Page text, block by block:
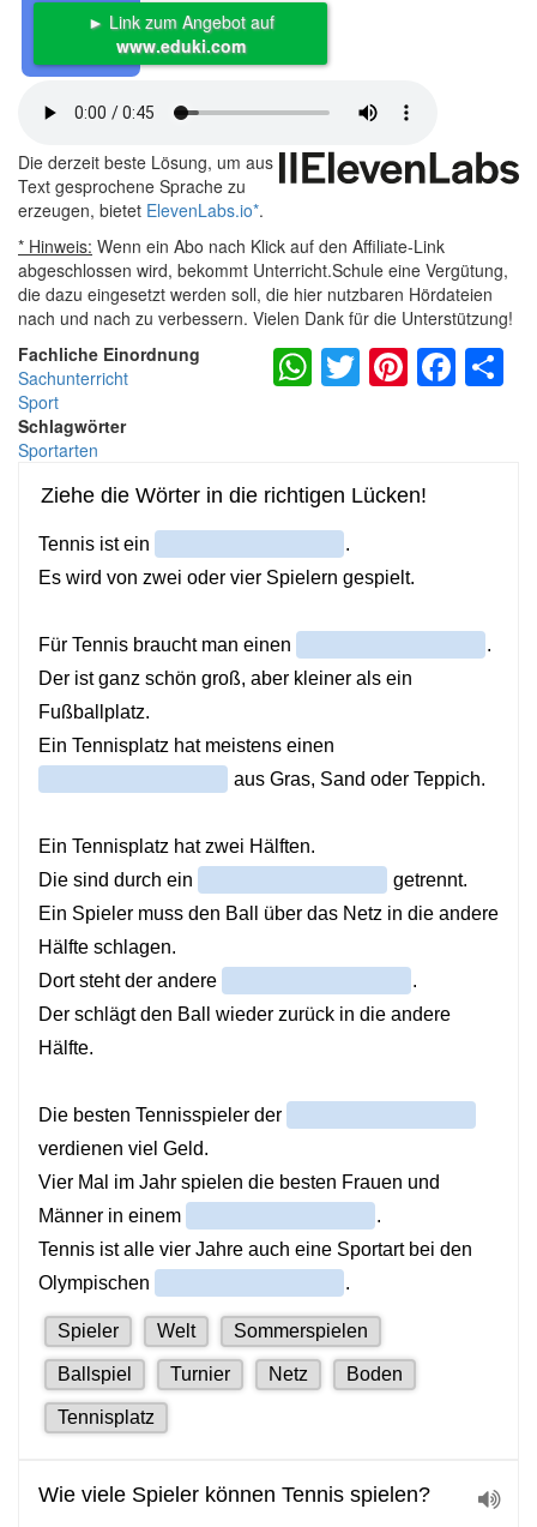
► Link zum Angebot auf
www.eduki.com
Die derzeit beste Lösung, um aus
Text gesprochene Sprache zu
erzeugen, bietet ElevenLabs.io*.
* Hinweis: Wenn ein Abo nach Klick auf den Affiliate-Link
abgeschlossen wird, bekommt Unterricht.Schule eine Vergütung,
die dazu eingesetzt werden soll, die hier nutzbaren Hördateien
nach und nach zu verbessern. Vielen Dank für die Unterstützung!
Fachliche Einordnung
Sachunterricht
Sport
Schlagwörter
Sportarten
WhatsApp
Twitter